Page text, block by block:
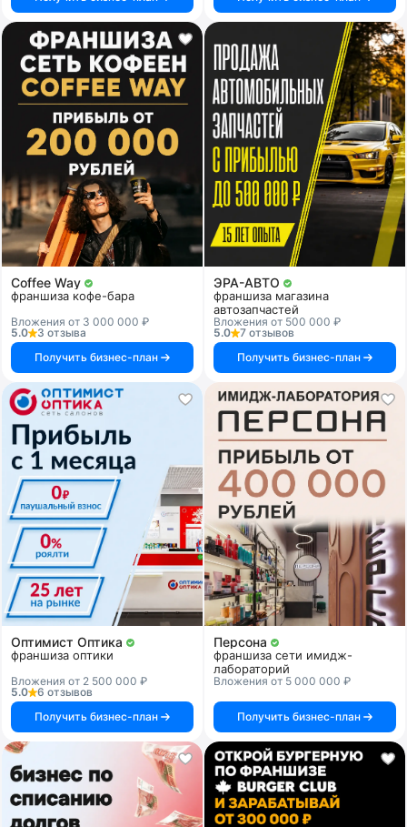
Coffee Way
франшиза кофе-бара
Вложения от 3 000 000 ₽
5.0
3 отзыва
Получить бизнес-план
ЭРА-АВТО
франшиза магазина
автозапчастей
Вложения от 500 000 ₽
5.0
7 отзывов
Получить бизнес-план
Оптимист Оптика
франшиза оптики
Вложения от 2 500 000 ₽
5.0
6 отзывов
Получить бизнес-план
Персона
франшиза сети имидж-
лабораторий
Вложения от 5 000 000 ₽
Получить бизнес-план